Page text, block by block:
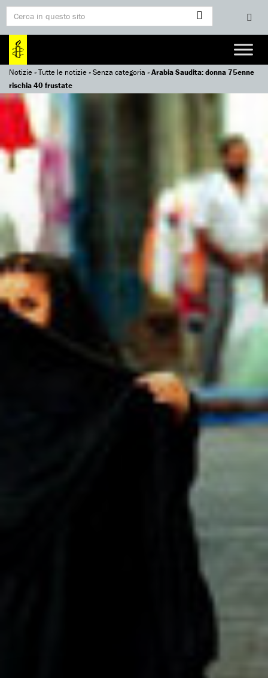
Notizie»Tutte le notizie»Senza categoria »Arabia Saudita: donna 75enne
rischia 40 frustate